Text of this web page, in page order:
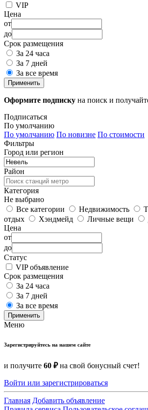
VIP
Цена
от
до
Срок размещения
За 24 часа
За 7 дней
За все время
Применить
Оформите подписку на поиск и
Подписаться
По умолчанию
По умолчанию По новизне По стоимости
Фильтры
Город или регион
Район
Категория
Не выбрано
Все категории
Недвижимость
отдых
Хэндмейд Личные вещи
Цена
от
до
Статус
VIP объявление
Срок размещения
За 24 часа
За 7 дней
За все время
Применить
Меню
Зарегистрируйтесь на нашем сайте
и получите 60 ₽на свой бонусный счет!
Войти или зарегистрироваться
Главная Добавить объявление